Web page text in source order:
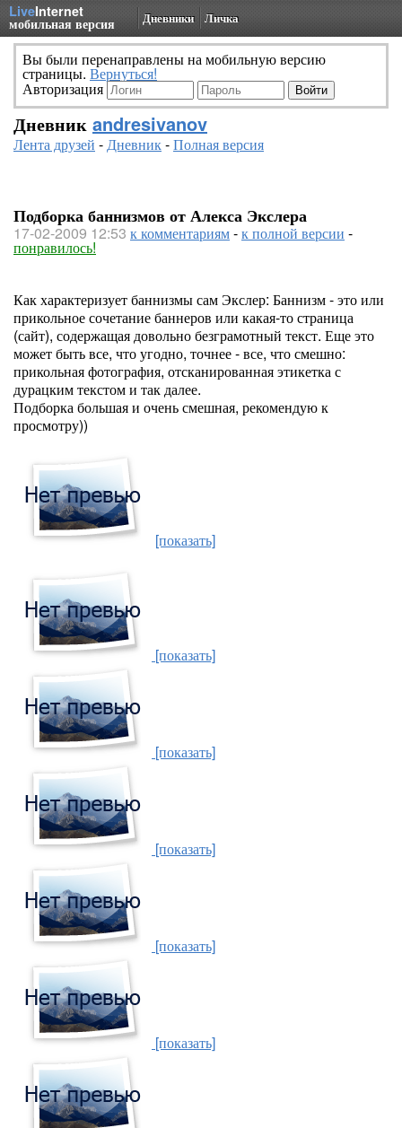
LiveInternet
мобильная версия Дневники Личка
Вы были перенаправлены на мобильную версию
страницы. Вернуться!
Авторизация
Дневник andresivanov
Лента друзей -Дневник-Полная версия
Подборка баннизмов от Алекса Экслера
17-02-2009 12:53 к комментариям-к полной версии -
понравилось!
Как характеризует баннизмы сам Экслер: Баннизм - это или
прикольное сочетание баннеров или какая-то страница
(сайт), содержащая довольно безграмотный текст. Еще это
может быть все, что угодно, точнее - все, что смешно:
прикольная фотография, отсканированная этикетка с
дурацким текстом и так далее.
Подборка большая и очень смешная, рекомендую к
просмотру))
[показать]
[показать]
[показать]
[показать]
[показать]
[показать]